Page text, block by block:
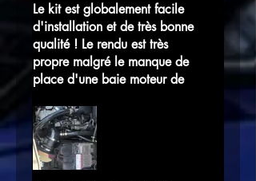
Le kit est globalement facile
d'installation et de très bonne
qualité ! Le rendu est très
propre malgré le manque de
place d'une baie moteur de